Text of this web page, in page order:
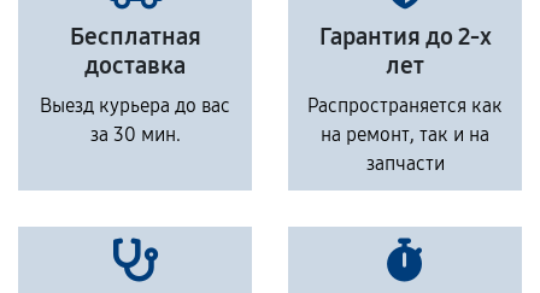
Бесплатная
доставка
Выезд курьера до вас
за 30 мин.
Гарантия до 2-х
лет
Распространяется как
на ремонт, так и на
запчасти